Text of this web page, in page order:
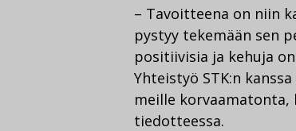
– Tavoitteena on niin
pystyy tekemään sen
positiivisia ja kehuja
Yhteistyö STK:n
meille
tiedotteessa.